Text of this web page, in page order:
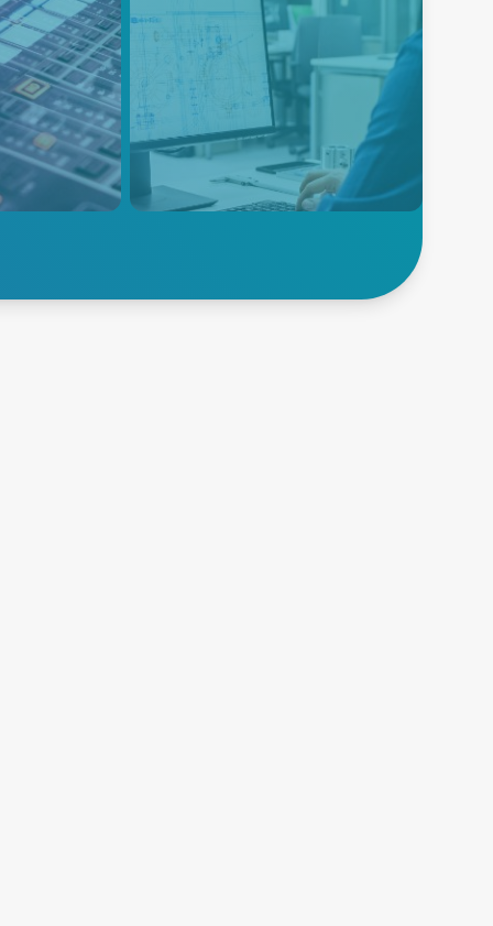
AV
precise
in
Instrumentation
Instrumentation equipment is
designed to measure many
diverse physical or electrical
parameters that need to be
monitored during the product
research, design, development
Explore